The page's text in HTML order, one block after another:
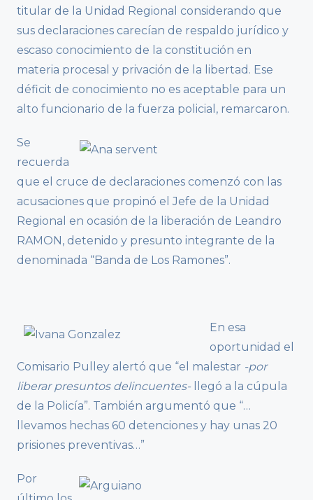
titular de la Unidad Regional considerando que
sus declaraciones carecían de respaldo jurídico y
escaso conocimiento de la constitución en
materia procesal y privación de la libertad. Ese
déficit de conocimiento no es aceptable para un
alto funcionario de la fuerza policial, remarcaron.
Se
recuerda
que el cruce de declaraciones comenzó con las
acusaciones que propinó el Jefe de la Unidad
Regional en ocasión de la liberación de Leandro
RAMON, detenido y presunto integrante de la
denominada “Banda de Los Ramones”.
En esa
oportunidad el
Comisario Pulley alertó que “el malestar -por
liberar presuntos delincuentes-llegó a la cúpula
de la Policía”. También argumentó que “…
llevamos hechas 60 detenciones y hay unas 20
prisiones preventivas…”
Por